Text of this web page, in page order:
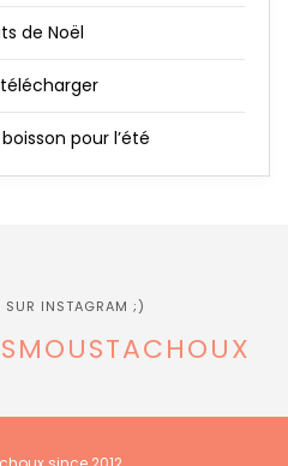
de Noël
pour l’été
SUR INSTAGRAM ;)